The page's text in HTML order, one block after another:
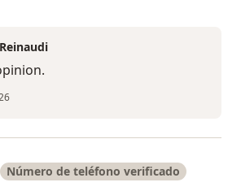
Número de teléfono verificado